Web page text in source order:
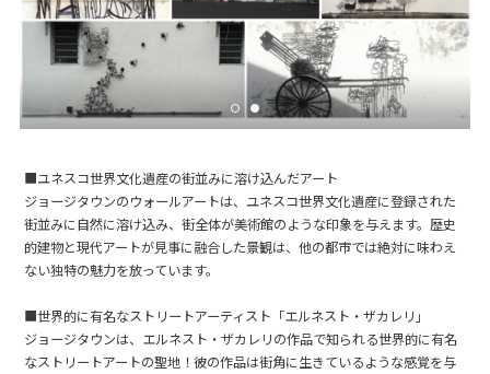
■ユネスコ世界文化遺産の街並みに溶け込んだアート
ジョージタウンのウォールアートは、ユネスコ世界文化遺産に登録された
街並みに自然に溶け込み、街全体が美術館のような印象を与えます。歴史
的建物と現代アートが見事に融合した景観は、他の都市では絶対に味わえ
ない独特の魅力を放っています。
■世界的に有名なストリートアーティスト「エルネスト・ザカレリ」
ジョージタウンは、エルネスト・ザカレリの作品で知られる世界的に有名
なストリートアートの聖地！彼の作品は街角に生きているような感覚を与